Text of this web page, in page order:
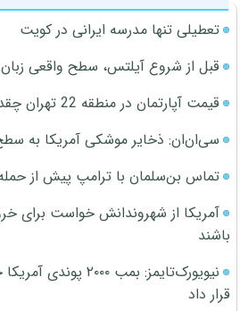
تعطیلی تنها مدرسه ایرانی در کویت
قبل از شروع آیلتس، سطح واقعی زبان
قیمت آپارتمان در منطقه 22 تهران چقدر است؟
سی‌ان‌ان: ذخایر موشکی آمریکا به
تماس بن‌سلمان با ترامپ پیش از حمله
آمریکا از شهروندانش خواست برای
باشند
نیویورک‌تایمز: بمب
قرار داد